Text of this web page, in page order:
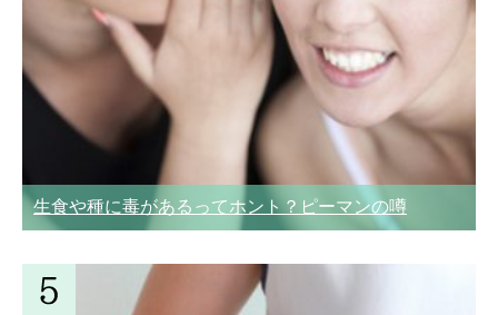
生食や種に毒があるってホント？ピーマンの噂